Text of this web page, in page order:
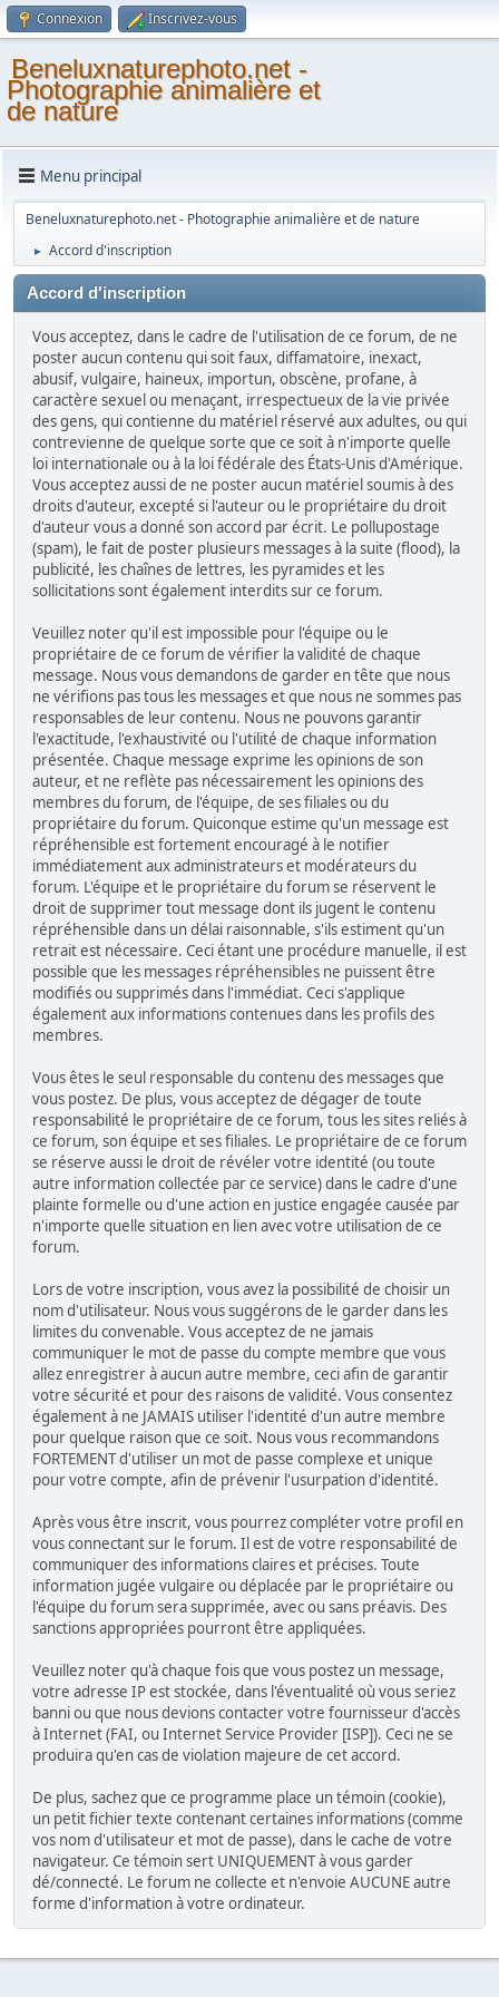
Connexion Inscrivez-vous
Beneluxnaturephoto.net -
Photographie animalière et
de nature
Menu principal
Beneluxnaturephoto.net - Photographie animalière et de nature
► Accord d'inscription
Accord d'inscription
Vous acceptez, dans le cadre de l'utilisation de ce forum, de ne
poster aucun contenu qui soit faux, diffamatoire, inexact,
abusif, vulgaire, haineux, importun, obscène, profane, à
caractère sexuel ou menaçant, irrespectueux de la vie privée
des gens, qui contienne du matériel réservé aux adultes, ou qui
contrevienne de quelque sorte que ce soit à n'importe quelle
loi internationale ou à la loi fédérale des États-Unis d'Amérique.
Vous acceptez aussi de ne poster aucun matériel soumis à des
droits d'auteur, excepté si l'auteur ou le propriétaire du droit
d'auteur vous a donné son accord par écrit. Le pollupostage
(spam), le fait de poster plusieurs messages à la suite (flood), la
publicité, les chaînes de lettres, les pyramides et les
sollicitations sont également interdits sur ce forum.
Veuillez noter qu'il est impossible pour l'équipe ou le
propriétaire de ce forum de vérifier la validité de chaque
message. Nous vous demandons de garder en tête que nous
ne vérifions pas tous les messages et que nous ne sommes pas
responsables de leur contenu. Nous ne pouvons garantir
l'exactitude, l'exhaustivité ou l'utilité de chaque information
présentée. Chaque message exprime les opinions de son
auteur, et ne reflète pas nécessairement les opinions des
membres du forum, de l'équipe, de ses filiales ou du
propriétaire du forum. Quiconque estime qu'un message est
répréhensible est fortement encouragé à le notifier
immédiatement aux administrateurs et modérateurs du
forum. L'équipe et le propriétaire du forum se réservent le
droit de supprimer tout message dont ils jugent le contenu
répréhensible dans un délai raisonnable, s'ils estiment qu'un
retrait est nécessaire. Ceci étant une procédure manuelle, il est
possible que les messages répréhensibles ne puissent être
modifiés ou supprimés dans l'immédiat. Ceci s'applique
également aux informations contenues dans les profils des
membres.
Vous êtes le seul responsable du contenu des messages que
vous postez. De plus, vous acceptez de dégager de toute
responsabilité le propriétaire de ce forum, tous les sites reliés à
ce forum, son équipe et ses filiales. Le propriétaire de ce forum
se réserve aussi le droit de révéler votre identité (ou toute
autre information collectée par ce service) dans le cadre d'une
plainte formelle ou d'une action en justice engagée causée par
n'importe quelle situation en lien avec votre utilisation de ce
forum.
Lors de votre inscription, vous avez la possibilité de choisir un
nom d'utilisateur. Nous vous suggérons de le garder dans les
limites du convenable. Vous acceptez de ne jamais
communiquer le mot de passe du compte membre que vous
allez enregistrer à aucun autre membre, ceci afin de garantir
votre sécurité et pour des raisons de validité. Vous consentez
également à ne JAMAIS utiliser l'identité d'un autre membre
pour quelque raison que ce soit. Nous vous recommandons
FORTEMENT d'utiliser un mot de passe complexe et unique
pour votre compte, afin de prévenir l'usurpation d'identité.
Après vous être inscrit, vous pourrez compléter votre profil en
vous connectant sur le forum. Il est de votre responsabilité de
communiquer des informations claires et précises. Toute
information jugée vulgaire ou déplacée par le propriétaire ou
l'équipe du forum sera supprimée, avec ou sans préavis. Des
sanctions appropriées pourront être appliquées.
Veuillez noter qu'à chaque fois que vous postez un message,
votre adresse IP est stockée, dans l'éventualité où vous seriez
banni ou que nous devions contacter votre fournisseur d'accès
à Internet (FAI, ou Internet Service Provider [ISP]). Ceci ne se
produira qu'en cas de violation majeure de cet accord.
De plus, sachez que ce programme place un témoin (cookie),
un petit fichier texte contenant certaines informations (comme
vos nom d'utilisateur et mot de passe), dans le cache de votre
navigateur. Ce témoin sert UNIQUEMENT à vous garder
dé/connecté. Le forum ne collecte et n'envoie AUCUNE autre
forme d'information à votre ordinateur.